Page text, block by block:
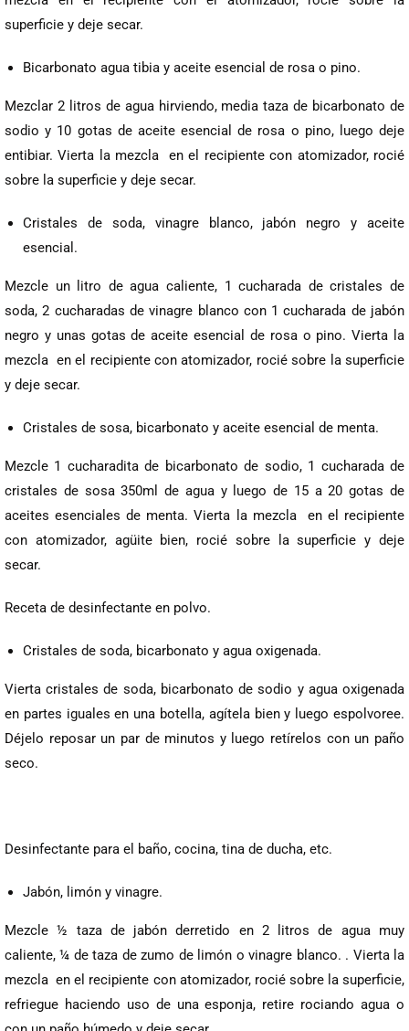
superficie y deje secar.
Bicarbonato agua tibia y aceite esencial de rosa o pino.
Mezclar 2 litros de agua hirviendo, media taza de bicarbonato de
sodio y 10 gotas de aceite esencial de rosa o pino, luego deje
entibiar. Vierta la mezcla en el recipiente con atomizador, rocié
sobre la superficie y deje secar.
Cristales de soda, vinagre blanco, jabón negro y aceite
esencial.
Mezcle un litro de agua caliente, 1 cucharada de cristales de
soda, 2 cucharadas de vinagre blanco con 1 cucharada de jabón
negro y unas gotas de aceite esencial de rosa o pino. Vierta la
mezcla en el recipiente con atomizador, rocié sobre la superficie
y deje secar.
Cristales de sosa, bicarbonato y aceite esencial de menta.
Mezcle 1 cucharadita de bicarbonato de sodio, 1 cucharada de
cristales de sosa 350ml de agua y luego de 15 a 20 gotas de
aceites esenciales de menta. Vierta la mezcla en el recipiente
con atomizador, agüite bien, rocié sobre la superficie y deje
secar.
Receta de desinfectante en polvo.
Cristales de soda, bicarbonato y agua oxigenada.
Vierta cristales de soda, bicarbonato de sodio y agua oxigenada
en partes iguales en una botella, agítela bien y luego espolvoree.
Déjelo reposar un par de minutos y luego retírelos con un paño
seco.
Desinfectante para el baño, cocina, tina de ducha, etc.
Jabón, limón y vinagre.
Mezcle ½ taza de jabón derretido en 2 litros de agua muy
caliente, ¼ de taza de zumo de limón o vinagre blanco. . Vierta la
mezcla en el recipiente con atomizador, rocié sobre la superficie,
refriegue haciendo uso de una esponja, retire rociando agua o